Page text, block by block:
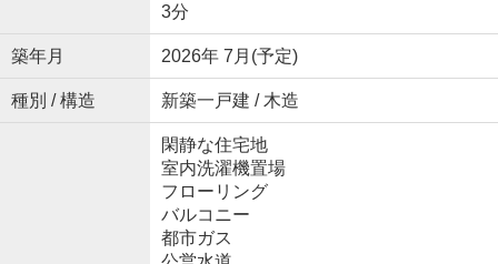
3分
築年月 2026年 7月(予定)
種別 / 構造 新築一戸建 / 木造
閑静な住宅地
室内洗濯機置場
フローリング
バルコニー
都市ガス